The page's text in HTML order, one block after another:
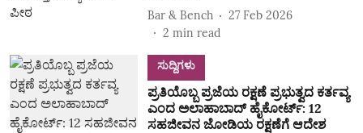
Bar & Bench
27 Feb 2026
2 min read
ಸುದ್ದಿಗಳು
ಪ್ರತಿಯೊಬ್ಬ ಪ್ರಜೆಯ ರಕ್ಷಣೆ ಪ್ರಭುತ್ವದ ಕರ್ತವ್ಯ
ಎಂದ ಅಲಾಹಾಬಾದ್ ಹೈಕೋರ್ಟ್‌: 12
ಸಹಜೀವನ ಜೋಡಿಯ ರಕ್ಷಣೆಗೆ ಆದೇಶ